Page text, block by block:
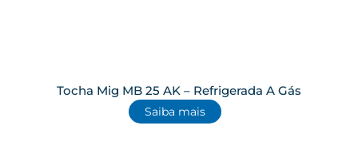
Tocha Mig MB 25 AK – Refrigerada A Gás
Saiba mais